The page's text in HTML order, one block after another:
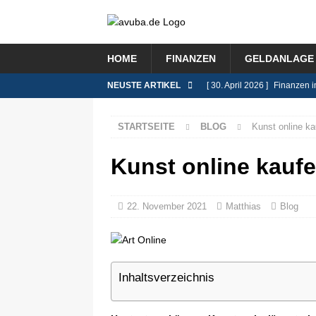
HOME FINANZEN GELDANLAGE
NEUSTE ARTIKEL [ 30. April 2026 ] Finanzen
[ 8. Januar 2026 ]
BLOG
STARTSEITE BLOG Kunst online
Kunst online
22. November 2021 Matthias Blog
Inhaltsverzeichnis